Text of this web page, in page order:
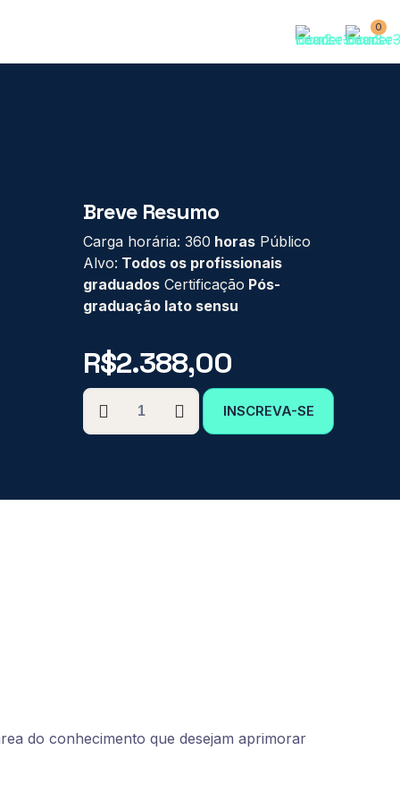
0
Breve Resumo
Carga horária: 360 horas Público
Alvo: Todos os profissionais
graduados Certificação Pós-
graduação lato sensu
R$2.388,00
PÓS-
GRADUAÇÃO
ORATÓRIA
INSCREVA-SE
do conhecimento que desejam aprimorar